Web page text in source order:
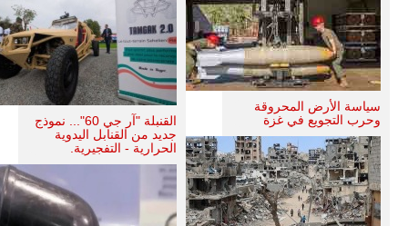
سياسة الأرض المحروقة
وحرب التجويع في غزة
القنبلة "آر جي 60"... نموذج
جديد من القنابل اليدوية
الحرارية - التفجيرية.